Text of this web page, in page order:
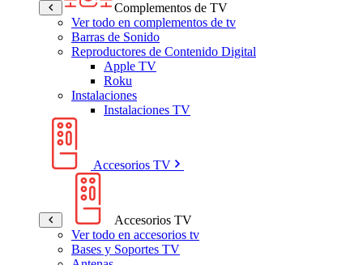
Complementos de TV
Ver todo en complementos de tv
Barras de Sonido
Reproductores de Contenido Digital
Apple TV
Roku
Instalaciones
Instalaciones TV
Accesorios TV
Accesorios TV
Ver todo en accesorios tv
Bases y Soportes TV